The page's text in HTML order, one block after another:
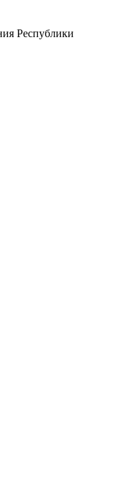
Республики